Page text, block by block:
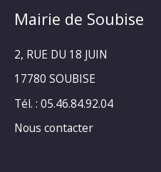
Mairie de Soubise
2, RUE DU 18 JUIN
17780 SOUBISE
Tél. : 05.46.84.92.04
Nous contacter